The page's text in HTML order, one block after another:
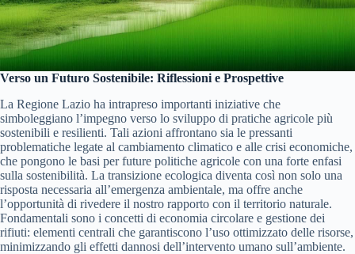
Verso un Futuro Sostenibile: Riflessioni e Prospettive
La Regione Lazio ha intrapreso importanti iniziative che
simboleggiano l’impegno verso lo sviluppo di pratiche agricole più
sostenibili e resilienti. Tali azioni affrontano sia le pressanti
problematiche legate al cambiamento climatico e alle crisi economiche,
che pongono le basi per future politiche agricole con una forte enfasi
sulla sostenibilità. La transizione ecologica diventa così non solo una
risposta necessaria all’emergenza ambientale, ma offre anche
l’opportunità di rivedere il nostro rapporto con il territorio naturale.
Fondamentali sono i concetti di economia circolare e gestione dei
rifiuti: elementi centrali che garantiscono l’uso ottimizzato delle risorse,
minimizzando gli effetti dannosi dell’intervento umano sull’ambiente.